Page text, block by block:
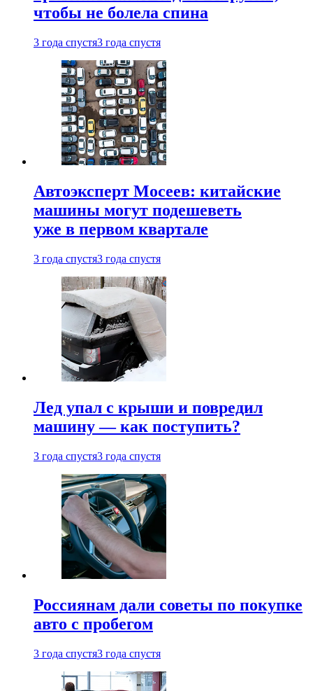
чтобы не болела спина
3 года спустя3 года спустя
Автоэксперт Мосеев: китайские
машины могут подешеветь
уже в первом квартале
3 года спустя3 года спустя
Лед упал с крыши и повредил
машину — как поступить?
3 года спустя3 года спустя
Россиянам дали советы по покупке
авто с пробегом
3 года спустя3 года спустя